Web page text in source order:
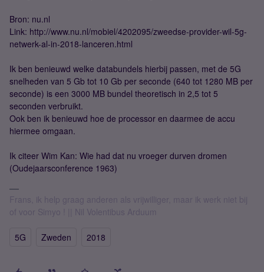
Bron: nu.nl
Link: http://www.nu.nl/mobiel/4202095/zweedse-provider-wil-5g-
netwerk-al-in-2018-lanceren.html
Ik ben benieuwd welke databundels hierbij passen, met de 5G
snelheden van 5 Gb tot 10 Gb per seconde (640 tot 1280 MB per
seconde) is een 3000 MB bundel theoretisch in 2,5 tot 5
seconden verbruikt.
Ook ben ik benieuwd hoe de processor en daarmee de accu
hiermee omgaan.
Ik citeer Wim Kan: Wie had dat nu vroeger durven dromen
(Oudejaarsconference 1963)
Frans, ik help graag anderen als vrijwilliger, maar ik werk niet bij
of voor Simyo ! || Nil Volentibus Arduum
5G Zweden 2018